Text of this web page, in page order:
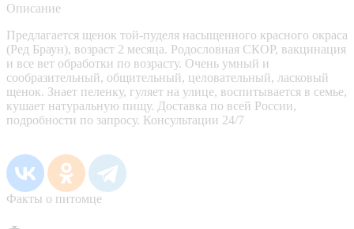
Описание
Предлагается щенок той-пуделя насыщенного красного окраса
(Ред Браун), возраст 2 месяца. Родословная СКОР, вакцинация
и все вет обработки по возрасту. Очень умный и
сообразительный, общительный, целовательный, ласковый
щенок. Знает пеленку, гуляет на улице, воспитывается в семье,
кушает натуральную пищу. Доставка по всей России,
подробности по запросу. Консультации 24/7
Факты о питомце